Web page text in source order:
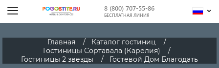
8 (800) 707-55-86
БЕСПЛАТНАЯ ЛИНИЯ
Главная
Каталог гостиниц
Гостиницы Сортавала (Карелия)
Гостиницы 2 звезды
Гостевой Дом Благодать